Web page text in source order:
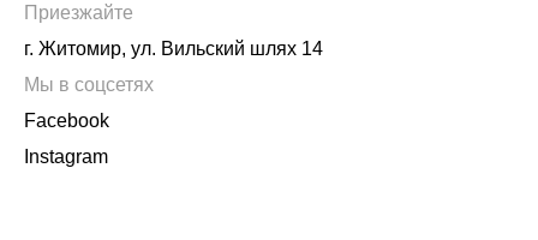
Приезжайте
г. Житомир, ул. Вильский шлях 14
Мы в соцсетях
Facebook
Instagram